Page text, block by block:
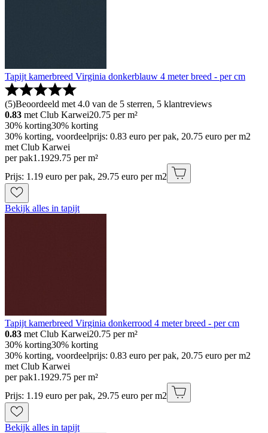
Tapijt kamerbreed Virginia donkerblauw 4 meter breed - per cm
(5)Beoordeeld met 4.0 van de 5 sterren, 5 klantreviews
0.83 met Club Karwei20.75 per m²
30% korting30% korting
30% korting, voordeelprijs: 0.83 euro per pak, 20.75 euro per m2
met Club Karwei
per pak1 .1929.75 per m²
Prijs: 1.19 euro per pak, 29.75 euro per m2
Bekijk alles in tapijt
Tapijt kamerbreed Virginia donkerrood 4 meter breed - per cm
0.83 met Club Karwei20.75 per m²
30% korting30% korting
30% korting, voordeelprijs: 0.83 euro per pak, 20.75 euro per m2
met Club Karwei
per pak1 .1929.75 per m²
Prijs: 1.19 euro per pak, 29.75 euro per m2
Bekijk alles in tapijt